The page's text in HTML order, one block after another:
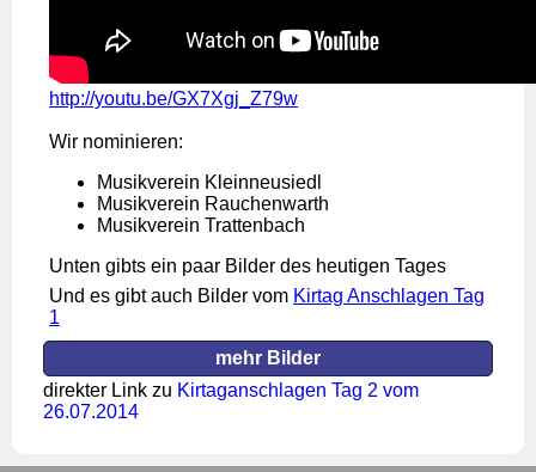
http://youtu.be/GX7Xgj_Z79w
Wir nominieren:
Musikverein Kleinneusiedl
Musikverein Rauchenwarth
Musikverein Trattenbach
Unten gibts ein paar Bilder des heutigen Tages
Und es gibt auch Bilder vom Kirtag Anschlagen Tag
1
mehr Bilder
direkter Link zu Kirtaganschlagen Tag 2 vom
26.07.2014